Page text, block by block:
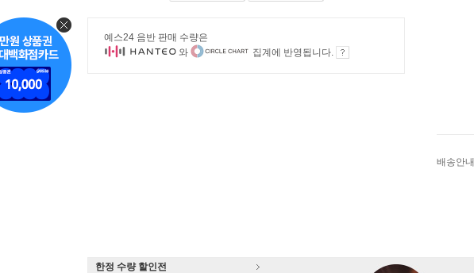
예스24 음반 판매 수량은
와
집계에 반영됩니다.
배송안내
한정 수량 할인전